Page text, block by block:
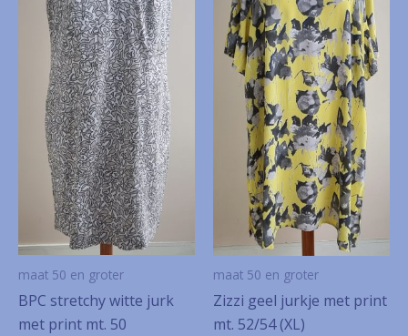
maat 50 en groter
BPC stretchy witte jurk
met print mt. 50
maat 50 en groter
Zizzi geel jurkje met print
mt. 52/54 (XL)